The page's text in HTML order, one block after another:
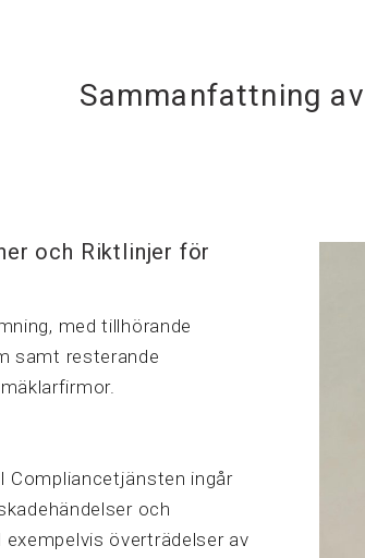
Sammanfattning
och Riktlinjer för
med tillhörande
samt resterande
Compliancetjänsten ingår
och
överträdelser av